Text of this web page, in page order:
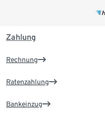
Zahlung
Rechnung
Ratenzahlung
Bankeinzug